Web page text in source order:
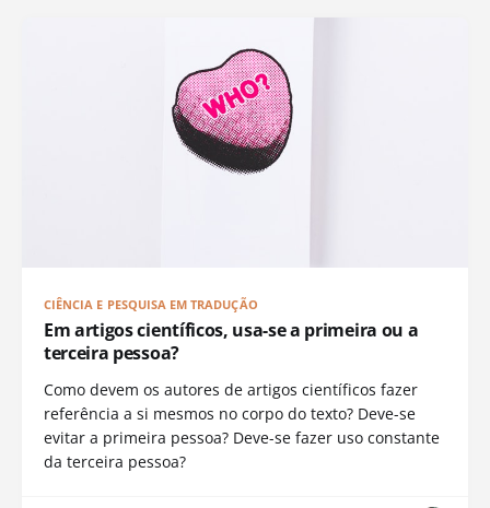
CIÊNCIA E PESQUISA EM TRADUÇÃO
Em artigos científicos, usa-se a primeira ou a
terceira pessoa?
Como devem os autores de artigos científicos fazer
referência a si mesmos no corpo do texto? Deve-se
evitar a primeira pessoa? Deve-se fazer uso constante
da terceira pessoa?